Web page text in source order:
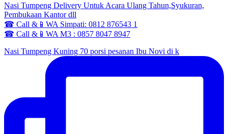
Nasi Tumpeng Delivery Untuk Acara Ulang Tahun,Syukuran,
Pembukaan Kantor dll
☎ Call &📱WA Simpati: 0812 876543 1
☎ Call &📱WA M3 : 0857 8047 8947
Nasi Tumpeng Kuning 70 porsi pesanan Ibu Novi di k